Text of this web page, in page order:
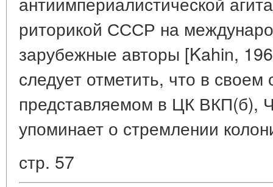
риторикой СССР на
зарубежные авторы [Kahin,
следует отметить, что в своем
представляемом в ЦК ВКП(б),
упоминает о стремлении
стр. 57